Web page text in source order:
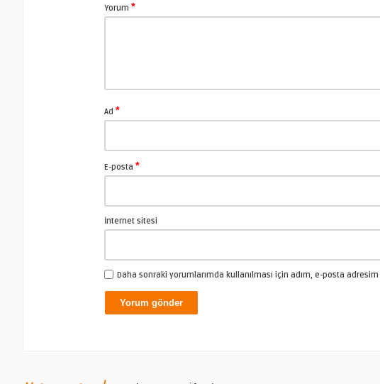
Yorum *
Ad *
E-posta *
İnternet sitesi
Daha sonraki yorumlarımda kullanılması için adım, e-posta